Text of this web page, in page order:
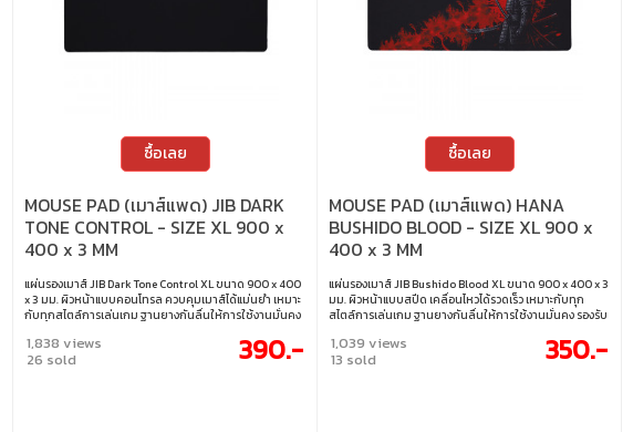
ซื้อเลย
MOUSE PAD (เมาส์แพด) JIB DARK
TONE CONTROL - SIZE XL 900 x
400 x 3 MM
แผ่นรองเมาส์ JIB Dark Tone Control XL ขนาด 900 x 400
x 3 มม. ผิวหน้าแบบคอนโทรล ควบคุมเมาส์ได้แม่นยำ เหมาะ
กับทุกสไตล์การเล่นเกม ฐานยางกันลื่นให้การใช้งานมั่นคง
ทนทาน ใช้งานได้ยาวนาน ขนาด : 900 x 400 x 3 มม.
1,838 views
26 sold 390.-
ซื้อเลย
MOUSE PAD (เมาส์แพด) HANA
BUSHIDO BLOOD - SIZE XL 900 x
400 x 3 MM
แผ่นรองเมาส์ JIB Bushido Blood XL ขนาด 900 x 400 x 3
มม. ผิวหน้าแบบสปีด เคลื่อนไหวได้รวดเร็ว เหมาะกับทุก
สไตล์การเล่นเกม ฐานยางกันลื่นให้การใช้งานมั่นคง รองรับ
ใช้งานได้ยาวนาน ขนาด : 900 x 400 x 3 มม.
1,039 views
13 sold 350.-